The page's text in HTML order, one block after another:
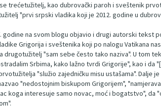
trećetužitelj, kao dubrovački paroh i sveštenik
"prvi srpski vladika koji je 2012. godine u
godine na svom blogu objavio i drugi autorski
Grigorija i sveštenika koji po nalogu Vatikana
"sam sebe često tako naziva". U tom
Srbima, kako lažno tvrdi Grigorije", kao i
"služio zajedničku misu ustašama".
"nedostojnim biskupom Grigorijem",
koga interesuje samo novac, moć i bogatstvo", da